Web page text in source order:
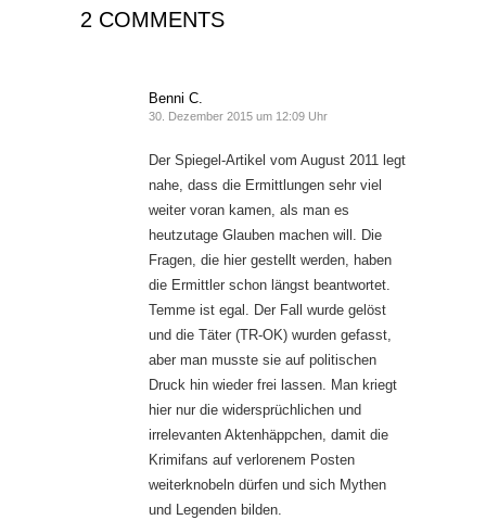
2 COMMENTS
Benni C.
30. Dezember 2015 um 12:09 Uhr
Der Spiegel-Artikel vom August 2011 legt
nahe, dass die Ermittlungen sehr viel
weiter voran kamen, als man es
heutzutage Glauben machen will. Die
Fragen, die hier gestellt werden, haben
die Ermittler schon längst beantwortet.
Temme ist egal. Der Fall wurde gelöst
und die Täter (TR-OK) wurden gefasst,
aber man musste sie auf politischen
Druck hin wieder frei lassen. Man kriegt
hier nur die widersprüchlichen und
irrelevanten Aktenhäppchen, damit die
Krimifans auf verlorenem Posten
weiterknobeln dürfen und sich Mythen
und Legenden bilden.